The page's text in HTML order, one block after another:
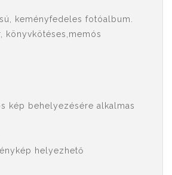
keményfedeles fotóalbum.
könyvkötéses,memós
kép behelyezésére alkalmas
helyezhető